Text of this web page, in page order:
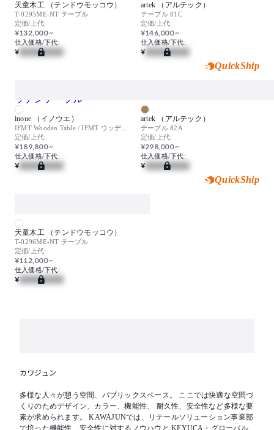
天童木工 （テンドウモッコウ）
T-0295ME-NT テーブル
定価/上代:
¥132,000 ~
仕入価格/下代:
¥
artek （アルテック）
テーブル 81C
定価/上代:
¥146,000 ~
仕入価格/下代:
¥
QuickShip
inoue （イノウエ）
定価/上代:
¥189,800 ~
仕入価格/下代:
¥
artek （アルテック）
テーブル 82A
定価/上代:
¥298,000 ~
仕入価格/下代:
¥
QuickShip
天童木工 （テンドウモッコウ）
T-0296ME-NT テーブル
定価/上代:
¥112,000 ~
仕入価格/下代:
¥
カワジュン
多様な人々が憩う空間、パブリックスペース。 ここでは快適な空間づ
くりのためデザイン、カラー、機能性、 耐久性、安全性など多様な要
素が求められます。 KAWAJUNでは、リテールソリューション事業部
で培った機能性、安全性に対するノウハウと KEYUCA・グローバル